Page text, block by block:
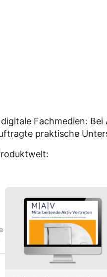
Fachmedien:
praktische